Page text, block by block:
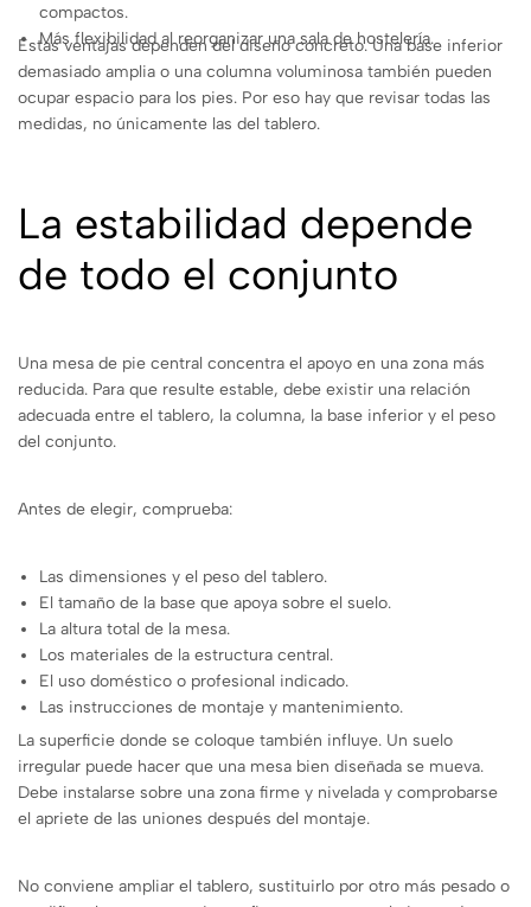
compactos.
Más flexibilidad al reorganizar una sala de hostelería.
Estas ventajas dependen del diseño concreto. Una base inferior
demasiado amplia o una columna voluminosa también pueden
ocupar espacio para los pies. Por eso hay que revisar todas las
medidas, no únicamente las del tablero.
La estabilidad depende
de todo el conjunto
Una mesa de pie central concentra el apoyo en una zona más
reducida. Para que resulte estable, debe existir una relación
adecuada entre el tablero, la columna, la base inferior y el peso
del conjunto.
Antes de elegir, comprueba:
Las dimensiones y el peso del tablero.
El tamaño de la base que apoya sobre el suelo.
La altura total de la mesa.
Los materiales de la estructura central.
El uso doméstico o profesional indicado.
Las instrucciones de montaje y mantenimiento.
La superficie donde se coloque también influye. Un suelo
irregular puede hacer que una mesa bien diseñada se mueva.
Debe instalarse sobre una zona firme y nivelada y comprobarse
el apriete de las uniones después del montaje.
No conviene ampliar el tablero, sustituirlo por otro más pesado o